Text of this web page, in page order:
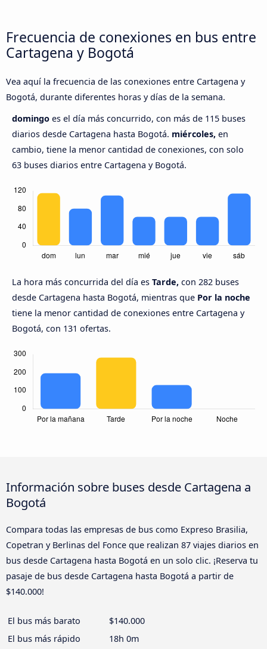
Frecuencia de conexiones en bus entre
Cartagena y Bogotá
Vea aquí la frecuencia de las conexiones entre Cartagena y
Bogotá, durante diferentes horas y días de la semana.
domingo es el día más concurrido, con más de 115 buses
diarios desde Cartagena hasta Bogotá. miércoles, en
cambio, tiene la menor cantidad de conexiones, con solo
63 buses diarios entre Cartagena y Bogotá.
La hora más concurrida del día es Tarde, con 282 buses
desde Cartagena hasta Bogotá, mientras que Por la noche
tiene la menor cantidad de conexiones entre Cartagena y
Bogotá, con 131 ofertas.
Información sobre buses desde Cartagena a
Bogotá
Compara todas las empresas de bus como Expreso Brasilia,
Copetran y Berlinas del Fonce que realizan 87 viajes diarios en
bus desde Cartagena hasta Bogotá en un solo clic. ¡Reserva tu
pasaje de bus desde Cartagena hasta Bogotá a partir de
$140.000!
El bus más barato
$140.000
El bus más rápido
18h 0m